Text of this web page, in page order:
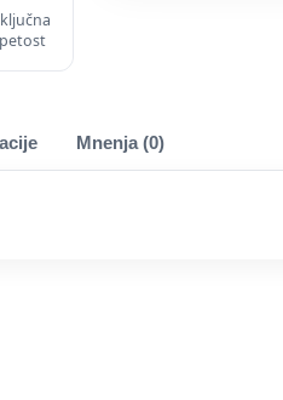
Mnenja (0)